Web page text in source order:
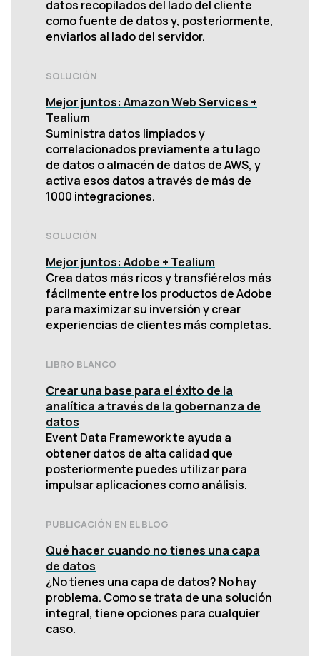
datos recopilados del lado del cliente
como fuente de datos y, posteriormente,
enviarlos al lado del servidor.
SOLUCIÓN
Mejor juntos: Amazon Web Services +
Tealium
Suministra datos limpiados y
correlacionados previamente a tu lago
de datos o almacén de datos de AWS, y
activa esos datos a través de más de
1000 integraciones.
SOLUCIÓN
Mejor juntos: Adobe + Tealium
Crea datos más ricos y transfiérelos más
fácilmente entre los productos de Adobe
para maximizar su inversión y crear
experiencias de clientes más completas.
LIBRO BLANCO
Crear una base para el éxito de la
analítica a través de la gobernanza de
datos
Event Data Framework te ayuda a
obtener datos de alta calidad que
posteriormente puedes utilizar para
impulsar aplicaciones como análisis.
PUBLICACIÓN EN EL BLOG
Qué hacer cuando no tienes una capa
de datos
¿No tienes una capa de datos? No hay
problema. Como se trata de una solución
integral, tiene opciones para cualquier
caso.